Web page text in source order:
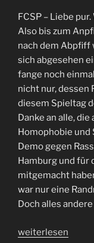
Kaiserslautern…“
FCSP – Liebe
Also bis zum
nach dem Abpfiff
sich abgesehen
fange noch
nicht nur, dessen
diesem Spieltag
Danke an alle,
Homophobie und
Demo gegen
Hamburg und für
mitgemacht
war nur eine
Doch alles
„#FCSP
weiterlesen